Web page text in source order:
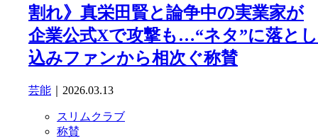
割れ》真栄田賢と論争中の実業家が
企業公式Xで攻撃も…“ネタ”に落とし
込みファンから相次ぐ称賛
芸能 ｜2026.03.13
スリムクラブ
称賛